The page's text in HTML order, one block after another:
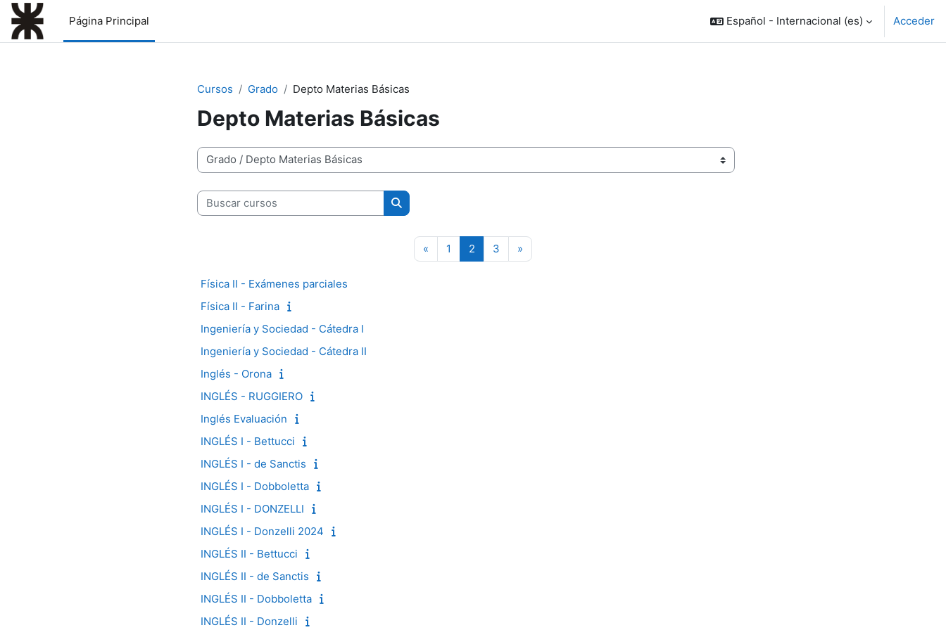
Salta al contenido principal
Página Principal
Español - Internacional ‎(es)‎ Acceder
Cursos Grado Depto Materias Básicas
Depto Materias Básicas
Categorías
Buscar cursos
Buscar cursos
« Página anterior
1 Página 1
2 Página 2
3 Página 3
»
Física II - Exámenes parciales
Física II - Farina
Ingeniería y Sociedad - Cátedra I
Ingeniería y Sociedad - Cátedra II
Inglés - Orona
INGLÉS - RUGGIERO
Inglés Evaluación
INGLÉS I - Bettucci
INGLÉS I - de Sanctis
INGLÉS I - Dobboletta
INGLÉS I - DONZELLI
INGLÉS I - Donzelli 2024
INGLÉS II - Bettucci
INGLÉS II - de Sanctis
INGLÉS II - Dobboletta
INGLÉS II - Donzelli